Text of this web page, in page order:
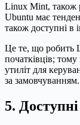
Linux Mint, також
Ubuntu має
також доступні в
Це те, що робить
початківців;
утиліт для
за замовчуванням.
5.